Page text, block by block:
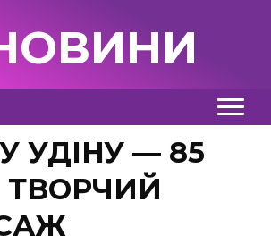
УДІНУ — 85
ТВОРЧИЙ